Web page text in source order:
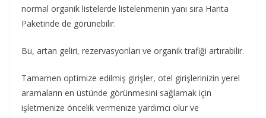
normal organik listelerde listelenmenin yanı sıra Harita
Paketinde de görünebilir.
Bu, artan geliri, rezervasyonları ve organik trafiği artırabilir.
Tamamen optimize edilmiş girişler, otel girişlerinizin yerel
aramaların en üstünde görünmesini sağlamak için
işletmenize öncelik vermenize yardımcı olur ve